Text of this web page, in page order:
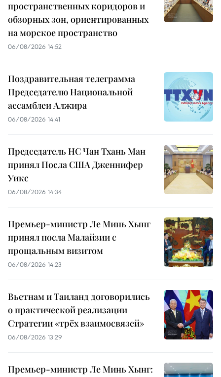
пространственных коридоров и
обзорных зон, ориентированных
на морское пространство
06/08/2026 14:52
Поздравительная телеграмма
Председателю Национальной
ассамблеи Алжира
06/08/2026 14:41
Председатель НС Чан Тхань Ман
принял Посла США Дженнифер
Уикс
06/08/2026 14:34
Премьер-министр Ле Минь Хынг
принял посла Малайзии с
прощальным визитом
06/08/2026 14:23
Вьетнам и Таиланд договорились
о практической реализации
Стратегии «трёх взаимосвязей»
06/08/2026 13:29
Премьер-министр Ле Минь Хынг: